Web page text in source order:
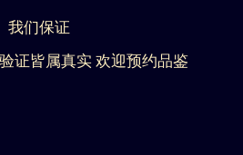
我们保证
证皆属真实 欢迎预约品鉴